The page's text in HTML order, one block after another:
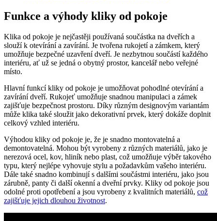
Funkce a výhody kliky⁢ od pokoje
Klika‍ od pokoje je nejčastěji‍ používaná součástka na dveřích a
slouží k otevírání a zavírání. ⁢Je tvořena rukojetí​ a zámkem, který
umožňuje bezpečné uzavření dveří. Je nezbytnou‍ součástí každého
interiéru,‌ ať už se jedná o obytný prostor, kancelář nebo veřejné
‍místo.
Hlavní funkcí ⁢kliky od pokoje je umožňovat pohodlné⁢ otevírání a
zavírání dveří. Rukojeť umožňuje snadnou ‍manipulaci a zámek
zajišťuje bezpečnost prostoru.⁢ Díky různým designovým variantám
může klika ⁤také sloužit⁢ jako dekorativní ⁢prvek, který ​dokáže ​doplnit ​
celkový vzhled interiéru.
Výhodou kliky od pokoje je, že je ‌snadno montovatelná a
demontovatelná. Mohou být vyrobeny z ⁣různých materiálů, jako je
nerezová ocel, kov, ⁢hliník​ nebo plast, což umožňuje výběr takového‍
typu, který ​nejlépe vyhovuje stylu a požadavkům vašeho interiéru.
Dále také snadno kombinují s dalšími součástmi interiéru, jako jsou
zárubně, ⁤panty‍ či další okenní a ⁣dveřní prvky. Kliky ⁤od ⁢pokoje jsou
odolné ‍proti⁤ opotřebení a jsou vyrobeny z kvalitních materiálů,‍ což
zajišťuje jejich dlouhou životnost.